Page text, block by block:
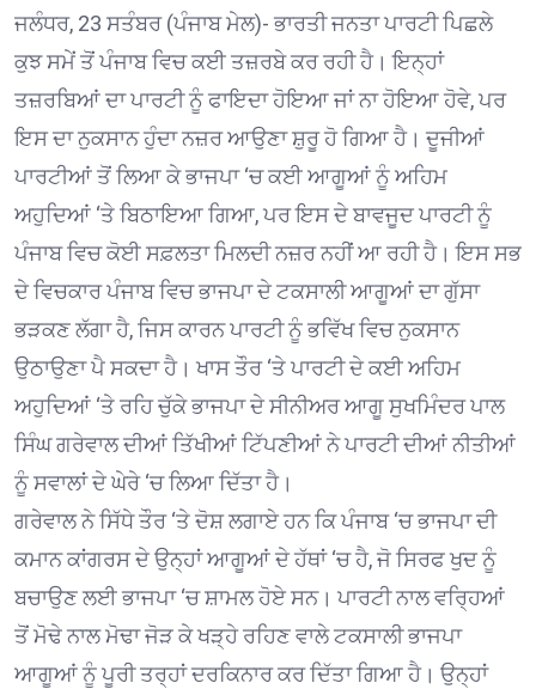
ਜਲੰਧਰ, 23 ਸਤੰਬਰ (ਪੰਜਾਬ ਮੇਲ)- ਭਾਰਤੀ ਜਨਤਾ ਪਾਰਟੀ ਪਿਛਲੇ
ਕੁਝ ਸਮੇਂ ਤੋਂ ਪੰਜਾਬ ਵਿਚ ਕਈ ਤਜ਼ਰਬੇ ਕਰ ਰਹੀ ਹੈ। ਇਨ੍ਹਾਂ
ਤਜ਼ਰਬਿਆਂ ਦਾ ਪਾਰਟੀ ਨੂੰ ਫਾਇਦਾ ਹੋਇਆ ਜਾਂ ਨਾ ਹੋਇਆ ਹੋਵੇ, ਪਰ
ਇਸ ਦਾ ਨੁਕਸਾਨ ਹੁੰਦਾ ਨਜ਼ਰ ਆਉਣਾ ਸ਼ੁਰੂ ਹੋ ਗਿਆ ਹੈ। ਦੂਜੀਆਂ
ਪਾਰਟੀਆਂ ਤੋਂ ਲਿਆ ਕੇ ਭਾਜਪਾ ‘ਚ ਕਈ ਆਗੂਆਂ ਨੂੰ ਅਹਿਮ
ਅਹੁਦਿਆਂ ‘ਤੇ ਬਿਠਾਇਆ ਗਿਆ, ਪਰ ਇਸ ਦੇ ਬਾਵਜੂਦ ਪਾਰਟੀ ਨੂੰ
ਪੰਜਾਬ ਵਿਚ ਕੋਈ ਸਫ਼ਲਤਾ ਮਿਲਦੀ ਨਜ਼ਰ ਨਹੀਂ ਆ ਰਹੀ ਹੈ। ਇਸ ਸਭ
ਦੇ ਵਿਚਕਾਰ ਪੰਜਾਬ ਵਿਚ ਭਾਜਪਾ ਦੇ ਟਕਸਾਲੀ ਆਗੂਆਂ ਦਾ ਗੁੱਸਾ
ਭੜਕਣ ਲੱਗਾ ਹੈ, ਜਿਸ ਕਾਰਨ ਪਾਰਟੀ ਨੂੰ ਭਵਿੱਖ ਵਿਚ ਨੁਕਸਾਨ
ਉਠਾਉਣਾ ਪੈ ਸਕਦਾ ਹੈ। ਖਾਸ ਤੌਰ ‘ਤੇ ਪਾਰਟੀ ਦੇ ਕਈ ਅਹਿਮ
ਅਹੁਦਿਆਂ ‘ਤੇ ਰਹਿ ਚੁੱਕੇ ਭਾਜਪਾ ਦੇ ਸੀਨੀਅਰ ਆਗੂ ਸੁਖਮਿੰਦਰ ਪਾਲ
ਸਿੰਘ ਗਰੇਵਾਲ ਦੀਆਂ ਤਿੱਖੀਆਂ ਟਿੱਪਣੀਆਂ ਨੇ ਪਾਰਟੀ ਦੀਆਂ ਨੀਤੀਆਂ
ਨੂੰ ਸਵਾਲਾਂ ਦੇ ਘੇਰੇ ‘ਚ ਲਿਆ ਦਿੱਤਾ ਹੈ।
ਗਰੇਵਾਲ ਨੇ ਸਿੱਧੇ ਤੌਰ ‘ਤੇ ਦੋਸ਼ ਲਗਾਏ ਹਨ ਕਿ ਪੰਜਾਬ ‘ਚ ਭਾਜਪਾ ਦੀ
ਕਮਾਨ ਕਾਂਗਰਸ ਦੇ ਉਨ੍ਹਾਂ ਆਗੂਆਂ ਦੇ ਹੱਥਾਂ ‘ਚ ਹੈ, ਜੋ ਸਿਰਫ ਖੁਦ ਨੂੰ
ਬਚਾਉਣ ਲਈ ਭਾਜਪਾ ‘ਚ ਸ਼ਾਮਲ ਹੋਏ ਸਨ। ਪਾਰਟੀ ਨਾਲ ਵਰ੍ਹਿਆਂ
ਤੋਂ ਮੋਢੇ ਨਾਲ ਮੋਢਾ ਜੋੜ ਕੇ ਖੜ੍ਹੇ ਰਹਿਣ ਵਾਲੇ ਟਕਸਾਲੀ ਭਾਜਪਾ
ਆਗੂਆਂ ਨੂੰ ਪੂਰੀ ਤਰ੍ਹਾਂ ਦਰਕਿਨਾਰ ਕਰ ਦਿੱਤਾ ਗਿਆ ਹੈ। ਉਨ੍ਹਾਂ